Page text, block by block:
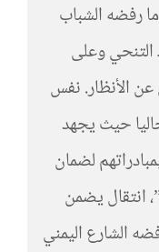
رفضه الشباب
وعلى
عن الأنظار. نفس
حيث يجهد
لضمان
انتقال يضمن
الشارع اليمني